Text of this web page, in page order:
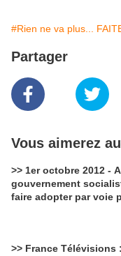
#Rien ne va plus...
Partager
Vous aimerez
>> 1er octobre 2012 -
gouvernement
faire adopter par voie
>> France Télévisions